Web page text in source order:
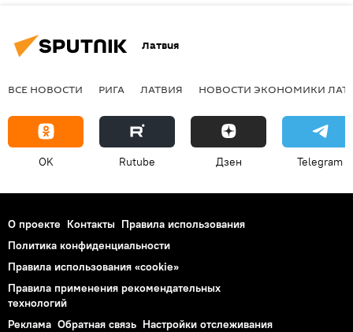
Латвия
ВСЕ НОВОСТИ РИГА ЛАТВИЯ НОВОСТИ ЭКОНОМИКИ
OK Rutube Дзен Telegram
О проекте Контакты Правила использования
Политика конфиденциальности
Правила использования «cookie»
Правила применения рекомендательных
технологий
Реклама Обратная связь Настройки отслеживания